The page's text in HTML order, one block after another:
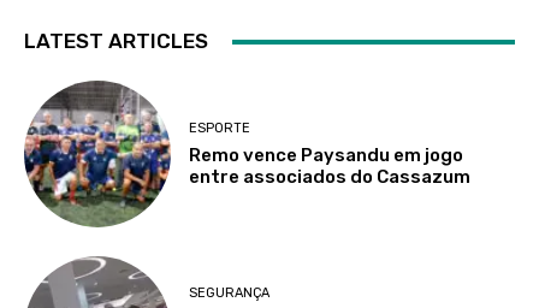
LATEST ARTICLES
ESPORTE
Remo vence Paysandu em jogo
entre associados do Cassazum
SEGURANÇA